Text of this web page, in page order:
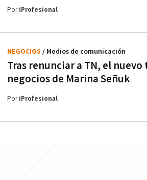
PoriProfesional
Tras renunciar a TN, el
negocios de Marina Señuk
NEGOCIOS / Medios de comunicación
PoriProfesional